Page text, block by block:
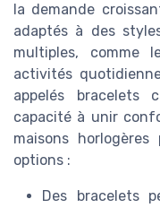
la demande
adaptés à des
multiples, comme
activités
appelés bracelets
capacité à unir
maisons horlogères
options :
Des bracelets